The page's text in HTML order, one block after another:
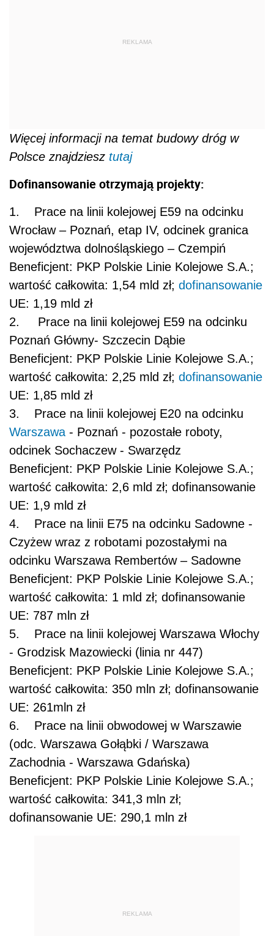
REKLAMA
Więcej informacji na temat budowy dróg w
Polsce znajdziesz tutaj
Dofinansowanie otrzymają projekty:
1. Prace na linii kolejowej E59 na odcinku
Wrocław – Poznań, etap IV, odcinek granica
województwa dolnośląskiego – Czempiń
Beneficjent: PKP Polskie Linie Kolejowe S.A.;
wartość całkowita: 1,54 mld zł; dofinansowanie
UE: 1,19 mld zł
2. Prace na linii kolejowej E59 na odcinku
Poznań Główny- Szczecin Dąbie
Beneficjent: PKP Polskie Linie Kolejowe S.A.;
wartość całkowita: 2,25 mld zł; dofinansowanie
UE: 1,85 mld zł
3. Prace na linii kolejowej E20 na odcinku
Warszawa - Poznań - pozostałe roboty,
odcinek Sochaczew - Swarzędz
Beneficjent: PKP Polskie Linie Kolejowe S.A.;
wartość całkowita: 2,6 mld zł; dofinansowanie
UE: 1,9 mld zł
4. Prace na linii E75 na odcinku Sadowne -
Czyżew wraz z robotami pozostałymi na
odcinku Warszawa Rembertów – Sadowne
Beneficjent: PKP Polskie Linie Kolejowe S.A.;
wartość całkowita: 1 mld zł; dofinansowanie
UE: 787 mln zł
5. Prace na linii kolejowej Warszawa Włochy
- Grodzisk Mazowiecki (linia nr 447)
Beneficjent: PKP Polskie Linie Kolejowe S.A.;
wartość całkowita: 350 mln zł; dofinansowanie
UE: 261mln zł
6. Prace na linii obwodowej w Warszawie
(odc. Warszawa Gołąbki / Warszawa
Zachodnia - Warszawa Gdańska)
Beneficjent: PKP Polskie Linie Kolejowe S.A.;
wartość całkowita: 341,3 mln zł;
dofinansowanie UE: 290,1 mln zł
REKLAMA